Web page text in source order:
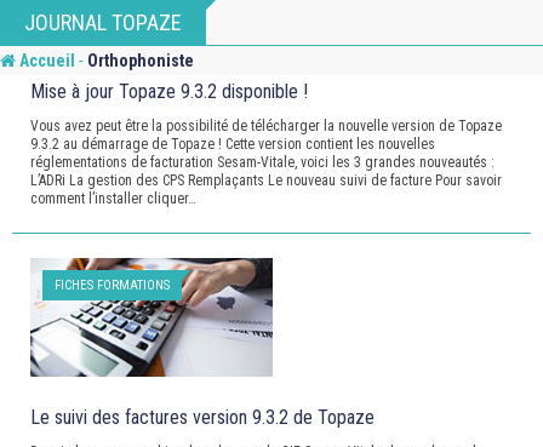
to
content
JOURNAL TOPAZE
Accueil - Orthophoniste
Mise à jour Topaze 9.3.2 disponible !
Vous avez peut être la possibilité de télécharger la nouvelle version de Topaze
9.3.2 au démarrage de Topaze ! Cette version contient les nouvelles
réglementations de facturation Sesam-Vitale, voici les 3 grandes nouveautés :
L’ADRi La gestion des CPS Remplaçants Le nouveau suivi de facture Pour savoir
comment l’installer cliquer…
FICHES FORMATIONS
Le suivi des factures version 9.3.2 de Topaze